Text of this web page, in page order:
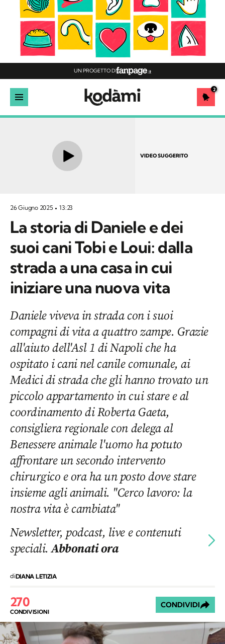
UN PROGETTO DI
2
VIDEO SUGGERITO
26 Giugno 2025 13:23
La storia di Daniele e dei
suoi cani Tobi e Loui: dalla
strada a una casa in cui
iniziare una nuova vita
Daniele viveva in strada con i suoi
compagni di vita a quattro zampe. Grazie
all'aiuto dell'Asl 1 di Napoli che ha
ospitato i cani nel canile comunale, ai
Medici di strada che gli hanno trovato un
piccolo appartamento in cui stare e al
coordinamento di Roberta Gaeta,
consigliera regionale con delega al
Benessere animale l'uomo ha potuto
affrontare un secondo intervento
chirurgico e ora ha un posto dove stare
insieme agli animali. "Cerco lavoro: la
nostra vita è cambiata"
Newsletter, podcast, live e contenuti
speciali.Abbonati ora
diDIANA LETIZIA
270
CONDIVISIONI
CONDIVIDI